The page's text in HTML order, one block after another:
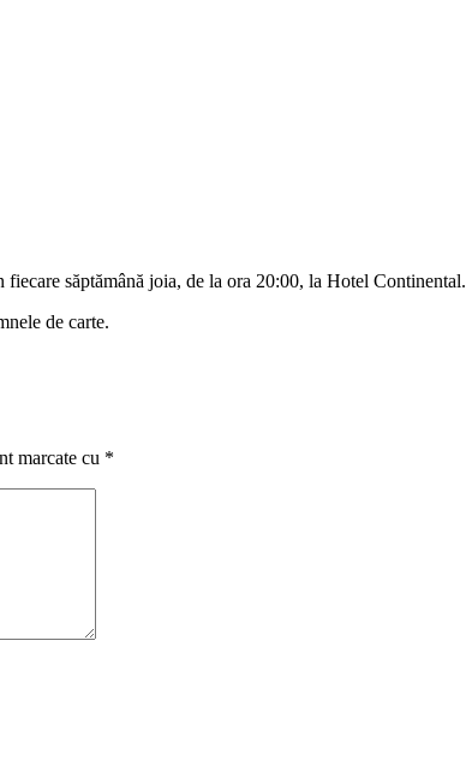
săptămână joia, de la ora 20:00, la Hotel Continental.
de carte.
marcate cu *